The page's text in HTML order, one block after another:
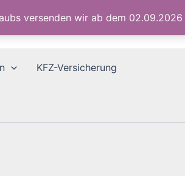
versenden wir ab dem 02.09.2026
KFZ-Versicherung